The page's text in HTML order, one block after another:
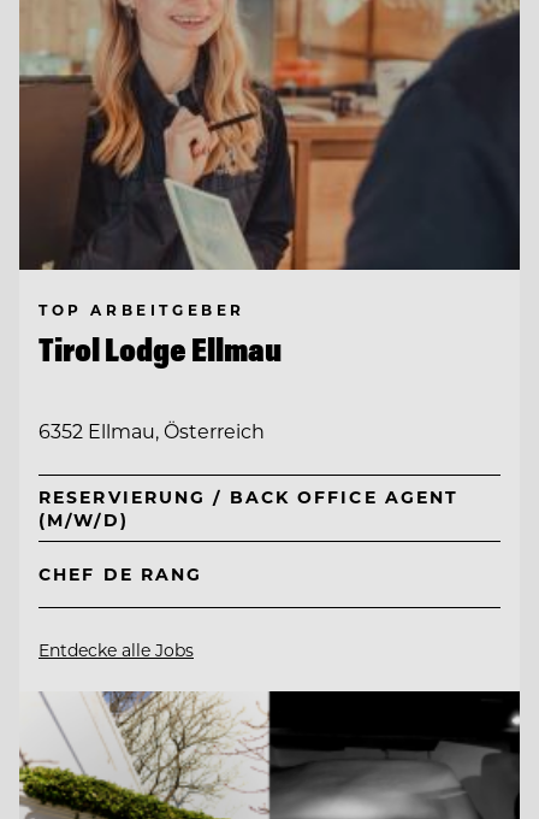
TOP ARBEITGEBER
Tirol Lodge Ellmau
6352 Ellmau, Österreich
RESERVIERUNG / BACK OFFICE AGENT
(M/W/D)
CHEF DE RANG
Entdecke alle Jobs